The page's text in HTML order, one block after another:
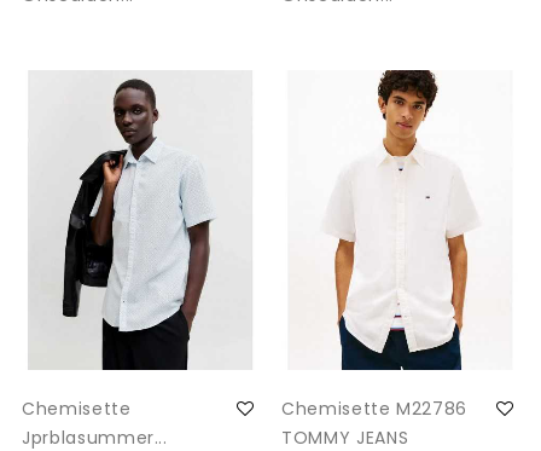
Chemisette
Jprblasummer...
Chemisette M22786
TOMMY JEANS